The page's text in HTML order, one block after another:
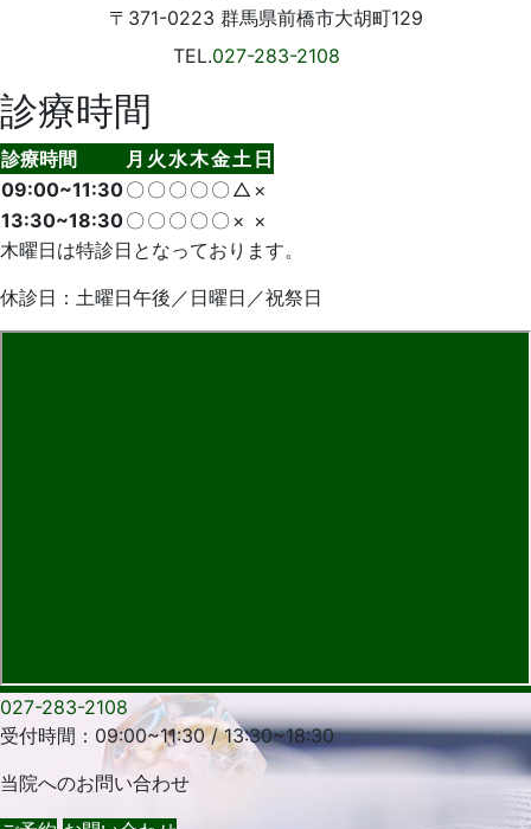
〒371-0223 群馬県前橋市大胡町129
TEL.027-283-2108
診療時間
診療時間 月 火水木金土 日
09:00~11:30〇 〇 〇 〇 〇 △ ×
13:30~18:30〇 〇 〇 〇 〇 × ×
木曜日は特診日となっております。
休診日：土曜日午後／日曜日／祝祭日
027-283-2108
受付時間：09:00~11:30 / 13:30~18:30
当院へのお問い合わせ